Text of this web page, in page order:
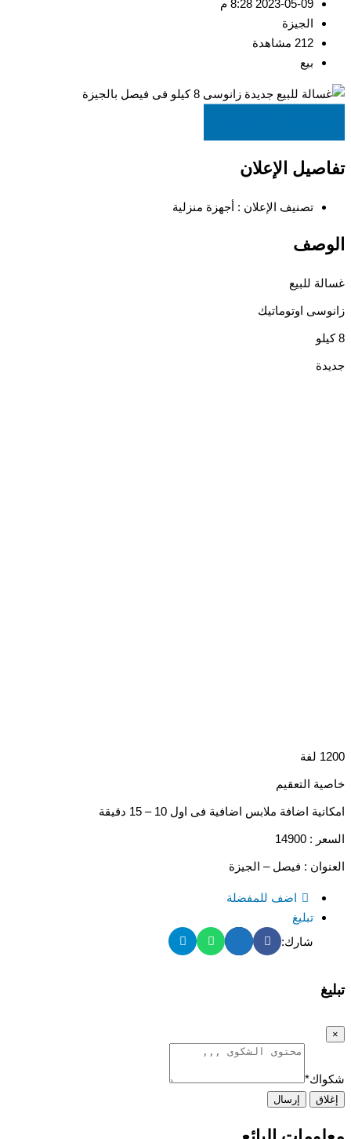
2023-05-09 8:28 م
الجيزة
212 مشاهدة
بيع
تفاصيل الإعلان
تصنيف الإعلان : أجهزة منزلية
الوصف
غسالة للبيع
زانوسى اوتوماتيك
8 كيلو
جديدة
1200 لفة
خاصية التعقيم
امكانية اضافة ملابس اضافية فى اول 10 – 15 دقيقة
السعر : 14900
العنوان : فيصل – الجيزة
اضف للمفضلة
تبليغ
شارك:
تبليغ
×
شكواك*
إغلاق إرسال